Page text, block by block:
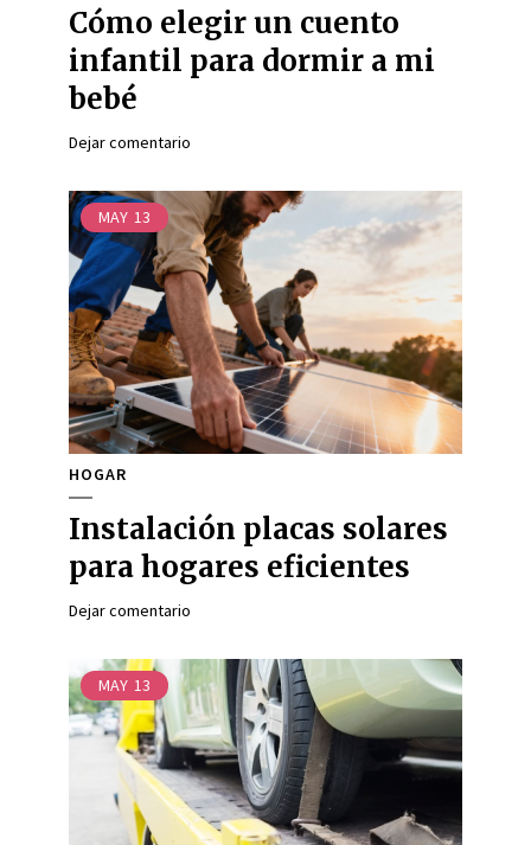
Cómo elegir un cuento
infantil para dormir a mi
bebé
Dejar comentario
MAY 13
HOGAR
Instalación placas solares
para hogares eficientes
Dejar comentario
MAY 13